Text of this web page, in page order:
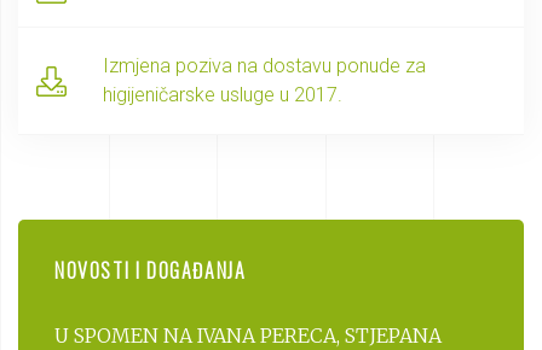
Izmjena poziva na dostavu ponude za
higijeničarske usluge u 2017.
NOVOSTI I DOGAĐANJA
U SPOMEN NA IVANA PERECA, STJEPANA